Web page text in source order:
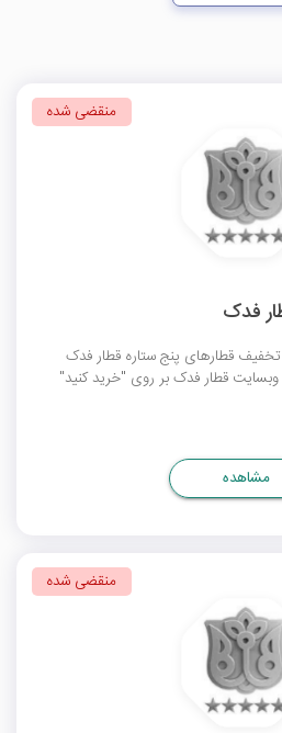
با وارد کردن کد تخفیف از %6 تخفیف قطارهای پنج ستاره قطار فدک
قطار فدک بر روی "خرید کنید"
منقضی شده
مشاهده
منقضی شده